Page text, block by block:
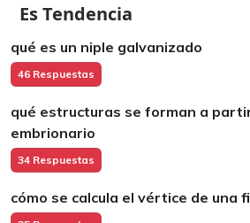
Es Tendencia
qué es un niple galvanizado
46 Respuestas
qué estructuras se forman a
embrionario
34 Respuestas
cómo se calcula el vértice de una